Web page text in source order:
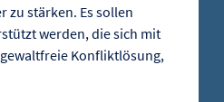
zu stärken. Es sollen
werden, die sich mit
Konfliktlösung,